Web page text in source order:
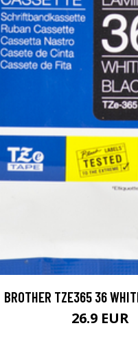
BROTHER TZE365 36
26.9 EUR